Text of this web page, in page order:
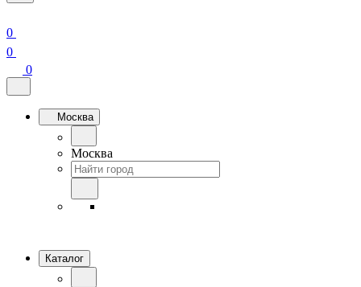
0
0
0
Москва
Москва
Каталог